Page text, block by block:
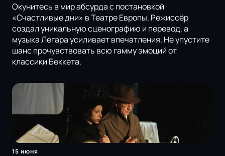
Окунитесь в мир абсурда с постановкой
«Счастливые дни» в Театре Европы. Режиссёр
создал уникальную сценографию и перевод, а
музыка Легара усиливает впечатления. Не упустите
шанс прочувствовать всю гамму эмоций от
классики Беккета.
15 июня